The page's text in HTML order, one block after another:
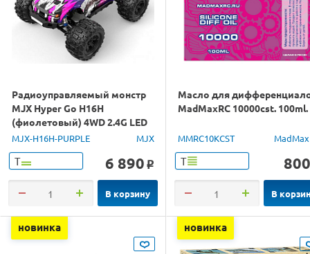
Радиоуправляемый монстр
MJX Hyper Go H16H
(фиолетовый) 4WD 2.4G LED
GPS 1/16 RTR
MJX-H16H-PURPLE MJX
Т 6 890 o
В корзину
Масло для
MadMaxRC 10000cst. 100ml.
MMRC10KCST
Т 800
В
новинка новинка